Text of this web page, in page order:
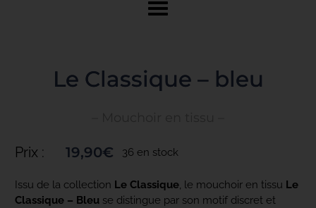
Toggle
ACCUEIL
Le Classique – bleu
Prix : 19,90€ 36 en stock
Issu de la collection Le Classique, le mouchoir en tissu Le
Classique – Bleu se distingue par son motif discret et